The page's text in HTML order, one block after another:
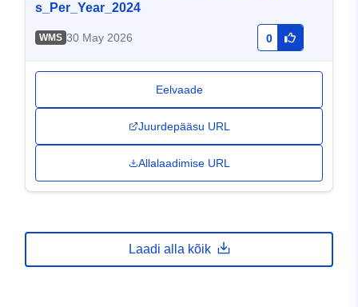
s_Per_Year_2024
WMS 30 May 2026 0
Eelvaade
Juurdepääsu URL
Allalaadimise URL
Laadi alla kõik